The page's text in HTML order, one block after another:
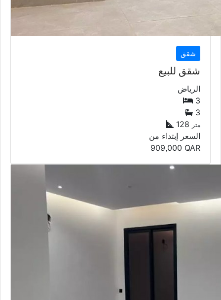
شقق
شقق للبيع
الرياض
3
3
128
متر
السعر إبتداء من
909,000 QAR